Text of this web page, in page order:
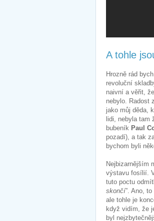
A tohle
Hrozně rád
revoluční
naivní a věřit,
nebylo. Radost
jako můj děda,
lidi, nebyla tam
bubeník Paul
pozadí), a tak
bychom byli
Nejbizarnějším
výstavu fosílií.
tuto poctu
skončí”. Ano,
ale tohle je
když vidím, že
byl